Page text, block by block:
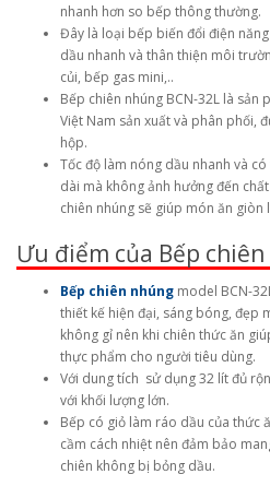
nhanh hơn so bếp thông thường.
Đây là loại bếp biến đổi điện
dầu nhanh và thân thiện môi
củi, bếp gas mini,..
Bếp chiên nhúng BCN-32L là sản
Việt Nam sản xuất và phân phối,
hộp.
Tốc độ làm nóng dầu nhanh và
dài mà không ảnh hưởng đến
chiên nhúng sẽ giúp món ăn giòn
Ưu điểm của Bếp
Bếp chiên nhúng model BCN-
thiết kế hiện đại, sáng bóng, đẹp
không gỉ nên khi chiên thức ăn
thực phẩm cho người tiêu dùng.
Với dung tích sử dụng 32 lít đủ
với khối lượng lớn.
Bếp có giỏ làm ráo dầu của thức
cầm cách nhiệt nên đảm bảo
chiên không bị bỏng dầu.